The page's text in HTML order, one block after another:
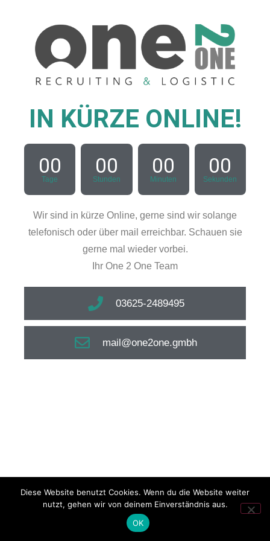
IN KÜRZE ONLINE!
00
Tage
00
Stunden
00
Minuten
00
Sekunden
Wir sind in kürze Online, gerne sind wir solange
telefonisch oder über mail erreichbar. Schauen sie
gerne mal wieder vorbei.
Ihr One 2 One Team
03625-2489495
mail@one2one.gmbh
Diese Website benutzt Cookies. Wenn du die Website weiter
nutzt, gehen wir von deinem Einverständnis aus.
OK